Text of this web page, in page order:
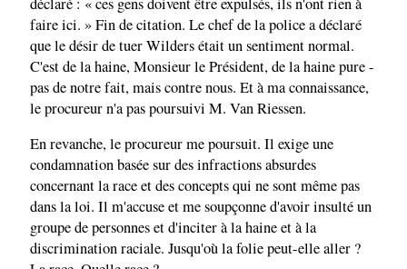
faire ici. » Fin de citation. Le chef de la police a déclaré
que le désir de tuer Wilders était un sentiment normal.
C'est de la haine, Monsieur le Président, de la haine pure -
pas de notre fait, mais contre nous. Et à ma connaissance,
le procureur n'a pas poursuivi M. Van Riessen.
En revanche, le procureur me poursuit. Il exige une
condamnation basée sur des infractions absurdes
concernant la race et des concepts qui ne sont même pas
dans la loi. Il m'accuse et me soupçonne d'avoir insulté un
groupe de personnes et d'inciter à la haine et à la
discrimination raciale. Jusqu'où la folie peut-elle aller ?